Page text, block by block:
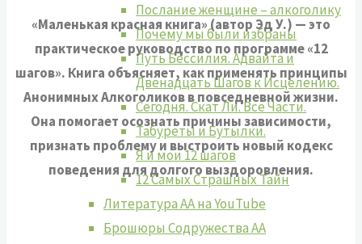
Послание женщине – алкоголику
Почему мы были избраны
Путь Бессилия. Адвайта и
Двенадцать Шагов к Исцелению.
Сегодня. Скат Ли. Все Части.
Табуреты и Бутылки.
Я и мои 12 шагов
12 Самых Страшных Тайн
Литература АА на YouTube
Брошюры Содружества АА
«Маленькая красная книга» (автор Эд У.) — это
практическое руководство по программе «12
шагов». Книга объясняет, как применять принципы
Анонимных Алкоголиков в повседневной жизни.
Она помогает осознать причины зависимости,
признать проблему и выстроить новый кодекс
поведения для долгого выздоровления.